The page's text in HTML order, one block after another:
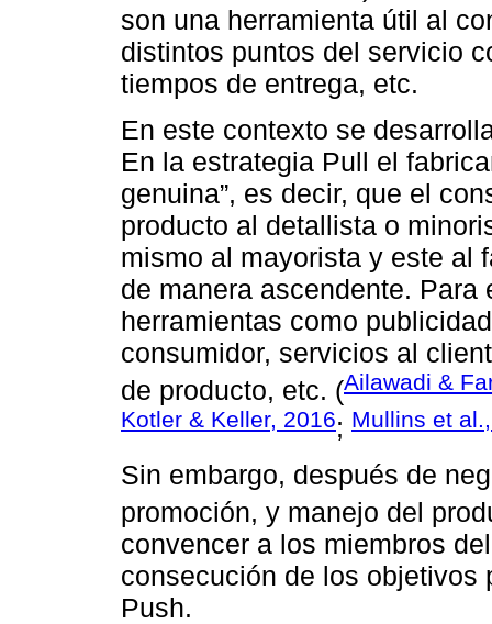
son una herramienta útil al
distintos puntos del servicio
tiempos de entrega, etc.
En este contexto se
En la estrategia Pull el
genuina”, es decir, que el
producto al detallista o
mismo al mayorista y este al
de manera ascendente.
herramientas como
consumidor, servicios al
de producto, etc. (Ailawadi &
Kotler & Keller, 2016; Mullins et
Sin embargo, después de
promoción, y manejo del
convencer a los miembros
consecución de los objetivos
Push.